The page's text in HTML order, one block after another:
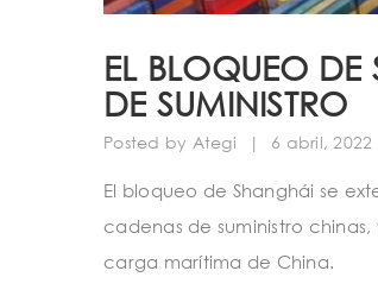
EL BLOQUEO
DE SUMINISTRO
Posted by Ategi | 6 abril, 2022
El bloqueo de Shanghái se
cadenas de suministro
carga marítima de China.